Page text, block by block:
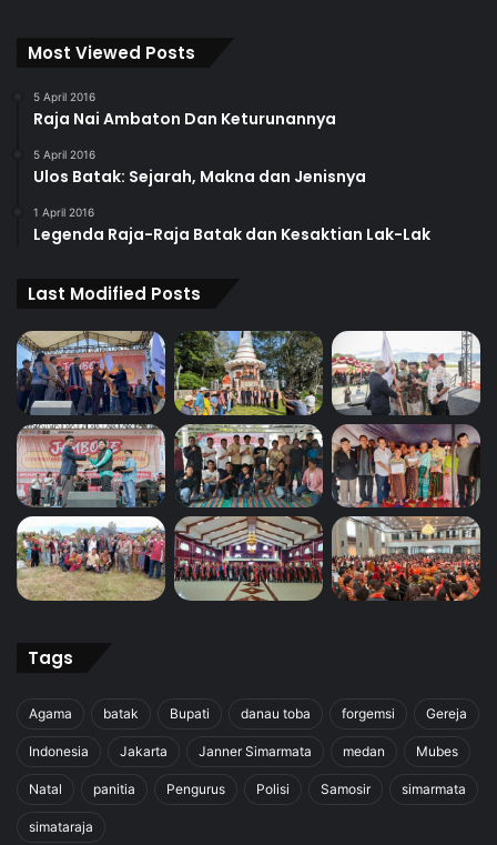
Most Viewed Posts
5 April 2016
Raja Nai Ambaton Dan Keturunannya
5 April 2016
Ulos Batak: Sejarah, Makna dan Jenisnya
1 April 2016
Legenda Raja-Raja Batak dan Kesaktian Lak-Lak
Last Modified Posts
Tags
Agama batak Bupati danau toba forgemsi Gereja
Indonesia Jakarta Janner Simarmata medan Mubes
Natal panitia Pengurus Polisi Samosir simarmata
simataraja